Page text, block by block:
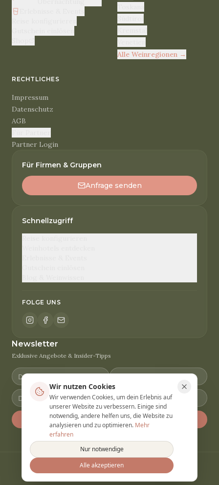
Alle Weinregionen →
RECHTLICHES
Impressum
Datenschutz
AGB
Partner Login
Für Firmen & Gruppen
Anfrage senden
Schnellzugriff
FOLGE UNS
Newsletter
Exklusive Angebote & Insider-Tipps
Anmelden
© 2026 Winery Vacation. Alle Rechte vorbehalten.
DatenschutzAGBImpressum
Wir nutzen Cookies
Wir verwenden Cookies, um dein Erlebnis auf
unserer Website zu verbessern. Einige sind
notwendig, andere helfen uns, die Website zu
analysieren und zu optimieren. Mehr
erfahren
Nur notwendige
Alle akzeptieren